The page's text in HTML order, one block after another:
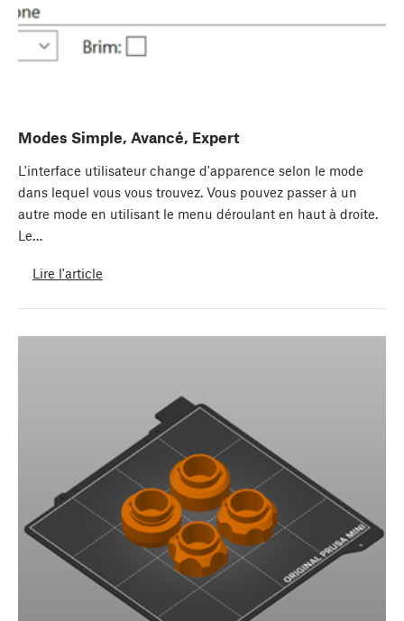
Modes Simple, Avancé, Expert
L'interface utilisateur change d'apparence selon le mode
dans lequel vous vous trouvez. Vous pouvez passer à un
autre mode en utilisant le menu déroulant en haut à droite.
Le…
Lire l'article